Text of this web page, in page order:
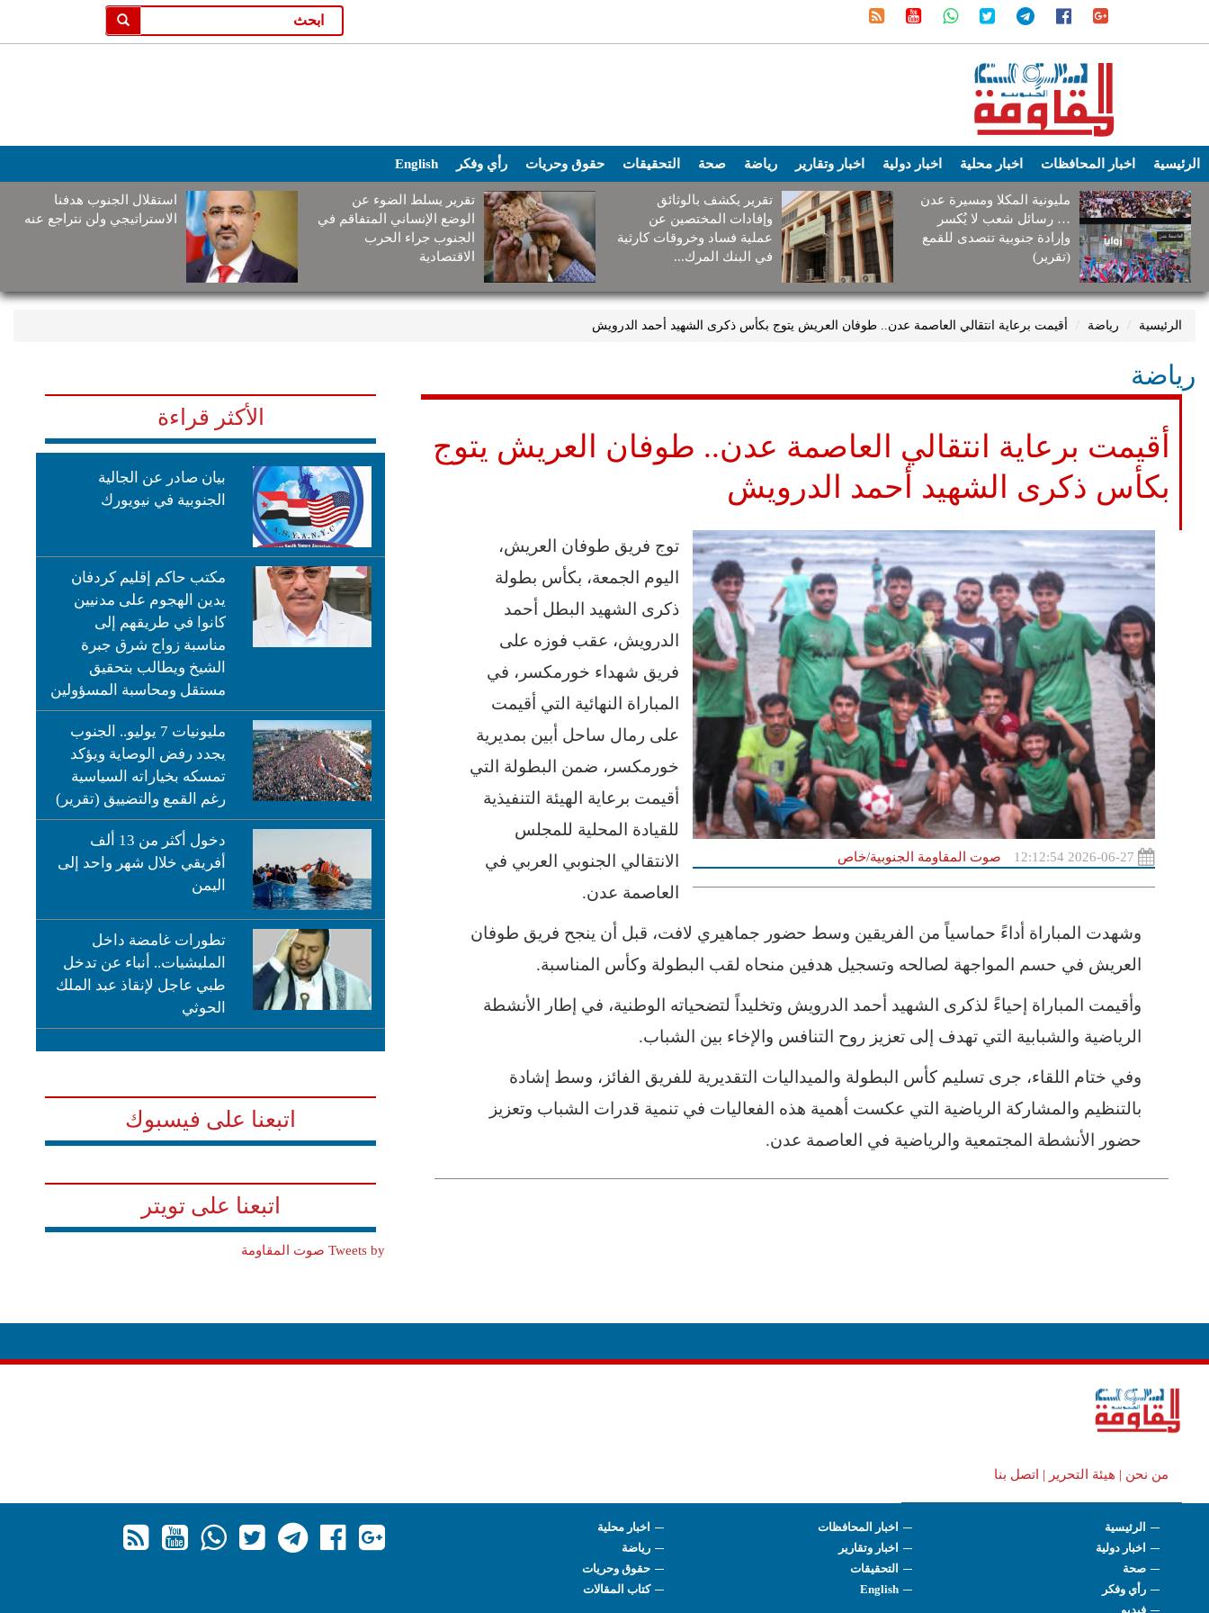
الرئيسية اخبار المحافظات اخبار محلية اخبار دولية اخبار وتقارير رياضة صحة التحقيقات حقوق وحريات رأي وفكر English
مليونية المكلا ومسيرة عدن
… رسائل شعب لا يُكسر
وإرادة جنوبية تتصدى للقمع
(تقرير)
تقرير يكشف بالوثائق
وإفادات المختصين عن
عملية فساد وخروقات كارثية
في البنك المرك...
تقرير يسلط الضوء عن
الوضع الإنساني المتفاقم في
الجنوب جراء الحرب
الاقتصادية
استقلال الجنوب هدفنا
الاستراتيجي ولن نتراجع عنه
الرئيسية رياضة أقيمت برعاية انتقالي العاصمة عدن.. طوفان العريش يتوج بكأس ذكرى الشهيد أحمد الدرويش
رياضة
أقيمت برعاية انتقالي العاصمة عدن.. طوفان العريش يتوج
بكأس ذكرى الشهيد أحمد الدرويش
صوت المقاومة الجنوبية/خاص
توج فريق طوفان العريش،
اليوم الجمعة، بكأس بطولة
ذكرى الشهيد البطل أحمد
الدرويش، عقب فوزه على
فريق شهداء خورمكسر، في
المباراة النهائية التي أقيمت
على رمال ساحل أبين بمديرية
خورمكسر، ضمن البطولة التي
أقيمت برعاية الهيئة التنفيذية
للقيادة المحلية للمجلس
الانتقالي الجنوبي العربي في
العاصمة عدن.
وشهدت المباراة أداءً حماسياً من الفريقين وسط حضور جماهيري لافت، قبل أن ينجح فريق طوفان
العريش في حسم المواجهة لصالحه وتسجيل هدفين منحاه لقب البطولة وكأس المناسبة.
وأقيمت المباراة إحياءً لذكرى الشهيد أحمد الدرويش وتخليداً لتضحياته الوطنية، في إطار الأنشطة
الرياضية والشبابية التي تهدف إلى تعزيز روح التنافس والإخاء بين الشباب.
وفي ختام اللقاء، جرى تسليم كأس البطولة والميداليات التقديرية للفريق الفائز، وسط إشادة
بالتنظيم والمشاركة الرياضية التي عكست أهمية هذه الفعاليات في تنمية قدرات الشباب وتعزيز
حضور الأنشطة المجتمعية والرياضية في العاصمة عدن.
الأكثر قراءة
بيان صادر عن الجالية
الجنوبية في نيويورك
مكتب حاكم إقليم كردفان
يدين الهجوم على مدنيين
كانوا في طريقهم إلى
مناسبة زواج شرق جبرة
الشيخ ويطالب بتحقيق
مستقل ومحاسبة المسؤولين
مليونيات 7 يوليو.. الجنوب
يجدد رفض الوصاية ويؤكد
تمسكه بخياراته السياسية
رغم القمع والتضييق (تقرير)
دخول أكثر من 13 ألف
أفريقي خلال شهر واحد إلى
اليمن
تطورات غامضة داخل
المليشيات.. أنباء عن تدخل
طبي عاجل لإنقاذ عبد الملك
الحوثي
اتبعنا على فيسبوك
اتبعنا على تويتر
Tweets by صوت المقاومة
من نحن | هيئة التحرير | اتصل بنا
الرئيسية اخبار المحافظات
اخبار محلية
اخبار دولية
اخبار وتقارير
رياضة
صحة
التحقيقات
حقوق وحريات
رأي وفكر
English
كتاب المقالات
فيديو